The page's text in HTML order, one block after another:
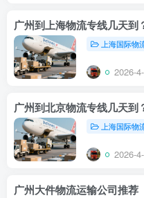
广州到上海物流专线几天到
上海国际物
2026-
广州到北京物流专线几天到
上海国际物
2026-
广州大件物流运输公司推荐